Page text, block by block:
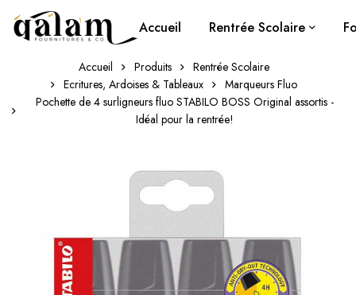
Accueil Rentrée Scolaire
Accueil Produits
Rentrée Scolaire
Ecritures, Ardoises & Tableaux
Marqueurs Fluo
Pochette de 4 surligneurs fluo STABILO BOSS Original assortis -
Idéal pour la rentrée!